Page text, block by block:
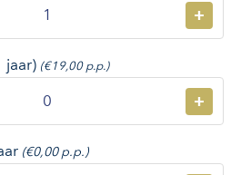
+
jaar) (€19,00 p.p.)
+
(€0,00 p.p.)